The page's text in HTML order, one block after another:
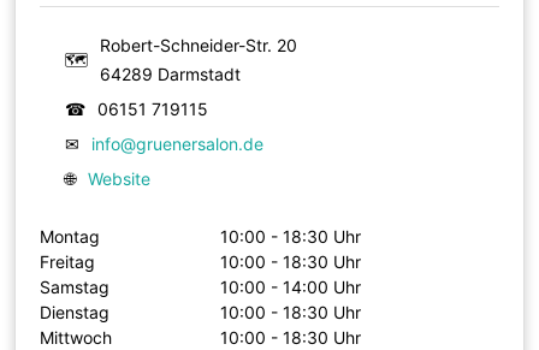
🗺
Robert-Schneider-Str. 20
64289 Darmstadt
☎
06151 719115
✉
info@gruenersalon.de
🌐 Website
Montag
10:00 - 18:30 Uhr
Freitag
10:00 - 18:30 Uhr
Samstag
10:00 - 14:00 Uhr
Dienstag
10:00 - 18:30 Uhr
Mittwoch
10:00 - 18:30 Uhr